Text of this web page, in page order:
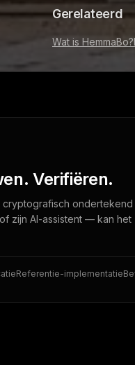
Gerelateerd
Wat is HemmaBo?
Verifiëren.
zijn AI-assistent — kan
Referentie-implementatie